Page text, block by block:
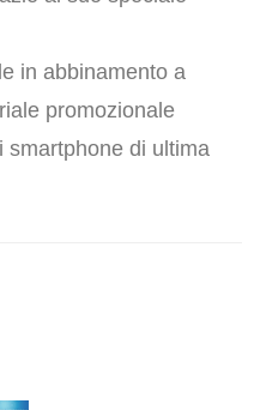
in abbinamento a
promozionale
smartphone di ultima